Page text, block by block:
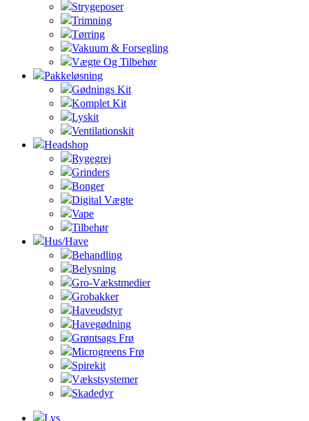
Strygeposer
Trimning
Tørring
Vakuum & Forsegling
Vægte Og Tilbehør
Pakkeløsning
Gødnings Kit
Komplet Kit
Lyskit
Ventilationskit
Headshop
Rygegrej
Grinders
Bonger
Digital Vægte
Vape
Tilbehør
Hus/Have
Behandling
Belysning
Gro-Vækstmedier
Grobakker
Haveudstyr
Havegødning
Grøntsags Frø
Microgreens Frø
Spirekit
Vækstsystemer
Skadedyr
Lys